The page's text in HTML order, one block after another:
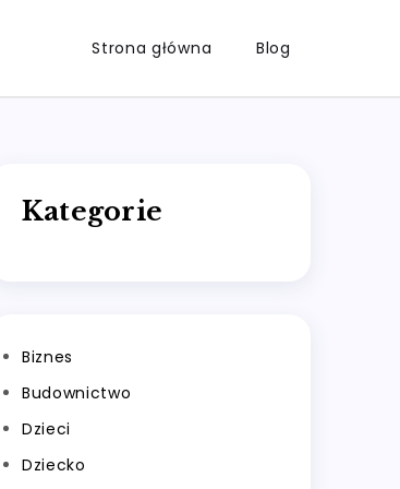
Strona główna Blog
Kategorie
Biznes
Budownictwo
Dzieci
Dziecko